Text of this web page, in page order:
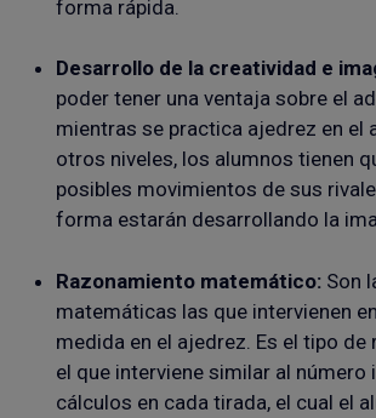
forma rápida.
Desarrollo de la creatividad e
poder tener una ventaja sobre el
mientras se practica ajedrez en el
otros niveles, los alumnos tienen
posibles movimientos de sus
forma estarán desarrollando la
Razonamiento matemático: Son
matemáticas las que intervienen
medida en el ajedrez. Es el tipo de
el que interviene similar al número
cálculos en cada tirada, el cual el